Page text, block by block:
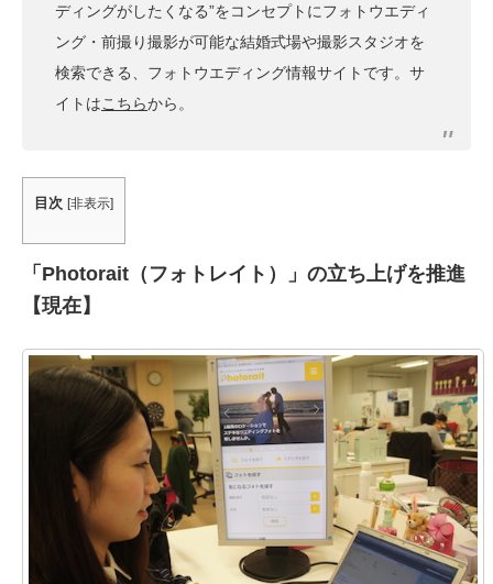
ディングがしたくなる”をコンセプトにフォトウエディ
ング・前撮り撮影が可能な結婚式場や撮影スタジオを
検索できる、フォトウエディング情報サイトです。サ
イトはこちらから。
目次 [非表示]
「Photorait（フォトレイト）」の立ち上げを推進
【現在】